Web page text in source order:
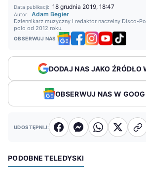
Data publikacji: 18 grudnia 2019, 18:47
Autor: Adam Begier
Dziennikarz muzyczny i redaktor naczelny Disco-
polo od 2012 roku.
OBSERWUJ NAS
DODAJ NAS JAKO ŹRÓDŁO
OBSERWUJ NAS W
UDOSTĘPNIJ:
PODOBNE TELEDYSKI